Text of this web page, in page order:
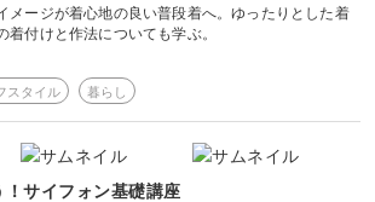
メージが着心地の良い普段着へ。ゆったりとした着
付けと作法についても学ぶ。
スタイル 暮らし
サイフォン基礎講座